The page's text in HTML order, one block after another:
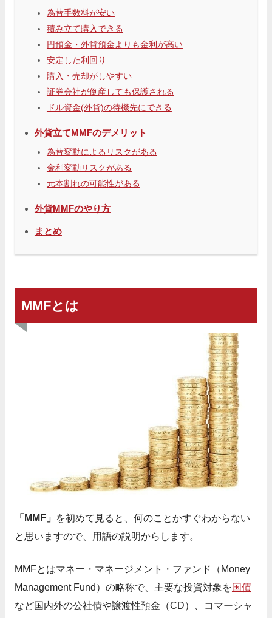
為替手数料が安い
積み立て購入できる
円預金・外貨預金よりも金利が高い
安定した利回り
購入・売却がしやすい
証券会社が倒産しても保護される
ドル資金(外貨)の待機先にできる
外貨立てMMFのデメリット
為替変動によるリスクがある
金利変動リスクがある
元本割れの可能性がある
外貨MMFのやり方
まとめ
MMFとは
「MMF」 を初めて見ると、何のことかすぐわからない
と思いますので、用語の説明からします。
MMFとはマネー・マネージメント・ファンド（Money
Management Fund）の略称で、主要な投資対象を国債
など国内外の公社債や譲渡性預金（CD）、コマーシャ